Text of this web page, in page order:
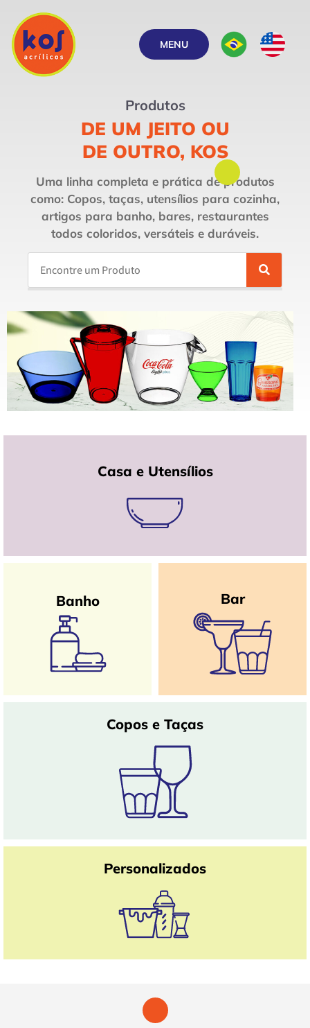
MENU
Produtos
DE UM JEITO OU
DE OUTRO, KOS
Uma linha completa e prática de produtos
como: Copos, taças, utensílios para cozinha,
artigos para banho, bares, restaurantes
todos coloridos, versáteis e duráveis.
Casa e Utensílios
Banho Bar
Copos e Taças
Personalizados